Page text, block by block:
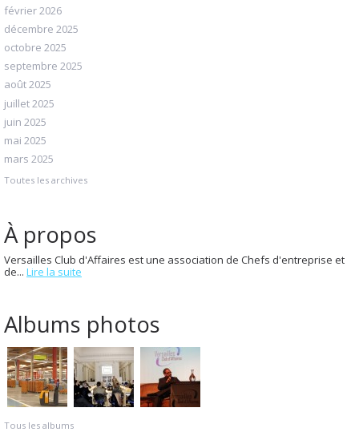
février 2026
décembre 2025
octobre 2025
septembre 2025
août 2025
juillet 2025
juin 2025
mai 2025
mars 2025
Toutes les archives
À propos
Versailles Club d'Affaires est une association de Chefs d'entreprise et
de... Lire la suite
Albums photos
Tous les albums